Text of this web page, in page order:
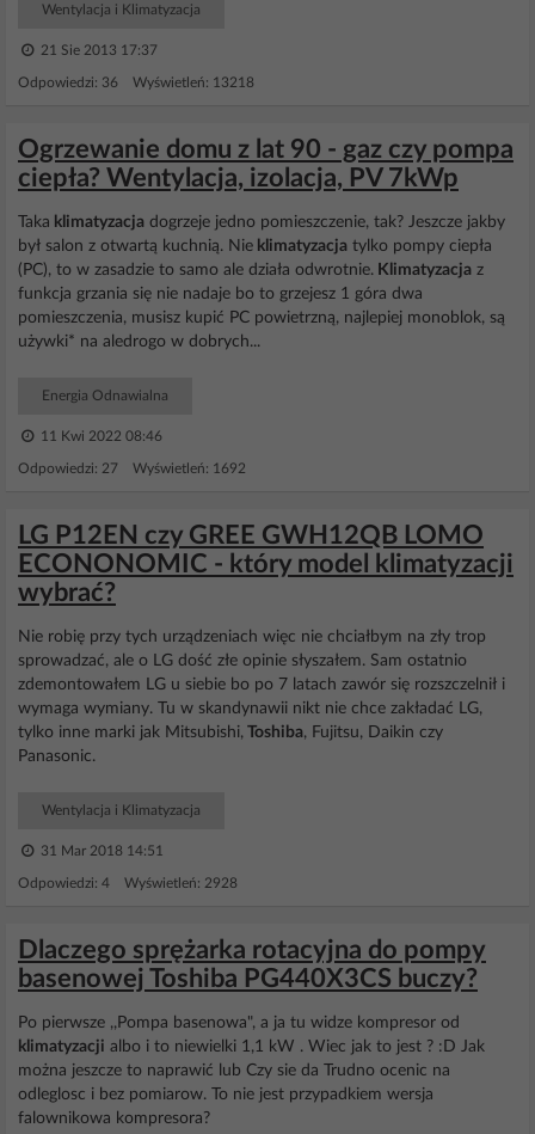
Wentylacja i Klimatyzacja
21 Sie 2013 17:37
Odpowiedzi: 36 Wyświetleń: 13218
Ogrzewanie domu z lat 90 - gaz czy pompa
ciepła? Wentylacja, izolacja, PV 7kWp
Taka klimatyzacja dogrzeje jedno pomieszczenie, tak? Jeszcze jakby
był salon z otwartą kuchnią. Nie klimatyzacja tylko pompy ciepła
(PC), to w zasadzie to samo ale działa odwrotnie. Klimatyzacja z
funkcja grzania się nie nadaje bo to grzejesz 1 góra dwa
pomieszczenia, musisz kupić PC powietrzną, najlepiej monoblok, są
używki* na aledrogo w dobrych...
Energia Odnawialna
11 Kwi 2022 08:46
Odpowiedzi: 27 Wyświetleń: 1692
LG P12EN czy GREE GWH12QB LOMO
ECONONOMIC - który model klimatyzacji
wybrać?
Nie robię przy tych urządzeniach więc nie chciałbym na zły trop
sprowadzać, ale o LG dość złe opinie słyszałem. Sam ostatnio
zdemontowałem LG u siebie bo po 7 latach zawór się rozszczelnił i
wymaga wymiany. Tu w skandynawii nikt nie chce zakładać LG,
tylko inne marki jak Mitsubishi, Toshiba, Fujitsu, Daikin czy
Panasonic.
Wentylacja i Klimatyzacja
31 Mar 2018 14:51
Odpowiedzi: 4 Wyświetleń: 2928
Dlaczego sprężarka rotacyjna do pompy
basenowej Toshiba PG440X3CS buczy?
Po pierwsze ,,Pompa basenowa", a ja tu widze kompresor od
klimatyzacji albo i to niewielki 1,1 kW . Wiec jak to jest ? :D Jak
można jeszcze to naprawić lub Czy sie da Trudno ocenic na
odleglosc i bez pomiarow. To nie jest przypadkiem wersja
falownikowa kompresora?